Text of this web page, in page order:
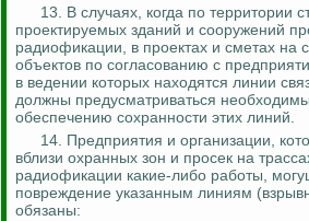
13. В случаях, когда по территории
проектируемых зданий и сооружений
радиофикации, в проектах и сметах на
объектов по согласованию с
в ведении которых находятся линии
должны предусматриваться
обеспечению сохранности этих линий.
14. Предприятия и организации,
вблизи охранных зон и просек на
радиофикации какие-либо работы,
повреждение указанным линиям
обязаны: